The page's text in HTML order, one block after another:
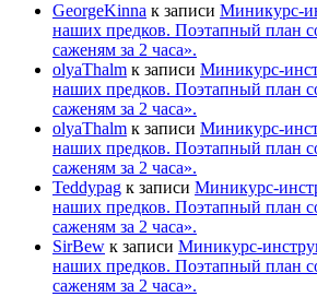
GeorgeKinna к записи Миникурс-
наших предков. Поэтапный план
саженям за 2 часа».
olyaThalm к записи Миникурс-
наших предков. Поэтапный план
саженям за 2 часа».
olyaThalm к записи Миникурс-
наших предков. Поэтапный план
саженям за 2 часа».
Teddypag к записи Миникурс-
наших предков. Поэтапный план
саженям за 2 часа».
SirBew к записи Миникурс-
наших предков. Поэтапный план
саженям за 2 часа».